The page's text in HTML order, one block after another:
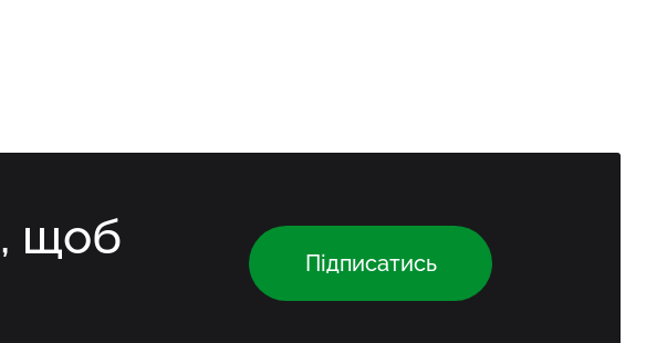
, щоб
Підписатись